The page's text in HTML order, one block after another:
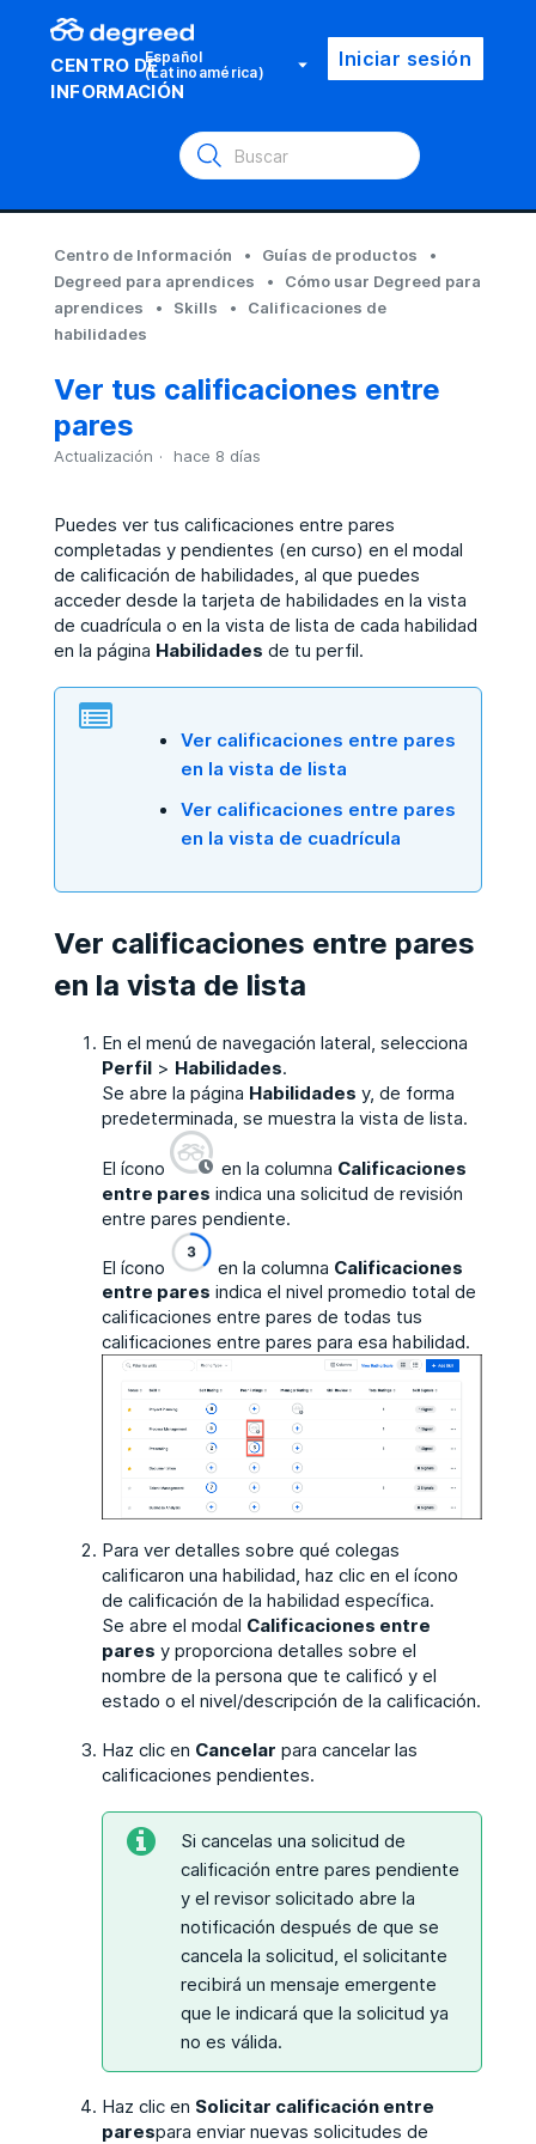
CENTRO DE
INFORMACIÓN
Español
(Latinoamérica) Iniciar sesión
Centro de Información
Guías de productos
Degreed para aprendices
Cómo usar Degreed para
aprendices
Skills
Calificaciones de
habilidades
Ver tus calificaciones entre
pares
Actualización hace 8 días
Puedes ver tus calificaciones entre pares
completadas y pendientes (en curso) en el modal
de calificación de habilidades, al que puedes
acceder desde la tarjeta de habilidades en la vista
de cuadrícula o en la vista de lista de cada habilidad
en la página Habilidades de tu perfil.
Ver calificaciones entre pares
en la vista de lista
Ver calificaciones entre pares
en la vista de cuadrícula
Ver calificaciones entre pares
en la vista de lista
En el menú de navegación lateral, selecciona
Perfil> Habilidades.
Se abre la página Habilidades y, de forma
predeterminada, se muestra la vista de lista.
El ícono
en la columna Calificaciones
entre pares indica una solicitud de revisión
entre pares pendiente.
El ícono
en la columna Calificaciones
entre pares indica el nivel promedio total de
calificaciones entre pares de todas tus
calificaciones entre pares para esa habilidad.
Para ver detalles sobre qué colegas
calificaron una habilidad, haz clic en el ícono
de calificación de la habilidad específica.
Se abre el modal Calificaciones entre
pares y proporciona detalles sobre el
nombre de la persona que te calificó y el
estado o el nivel/descripción de la calificación.
Haz clic en Cancelar para cancelar las
calificaciones pendientes.
Si cancelas una solicitud de
calificación entre pares pendiente
y el revisor solicitado abre la
notificación después de que se
cancela la solicitud, el solicitante
recibirá un mensaje emergente
que le indicará que la solicitud ya
no es válida.
Haz clic en Solicitar calificación entre
parespara enviar nuevas solicitudes de